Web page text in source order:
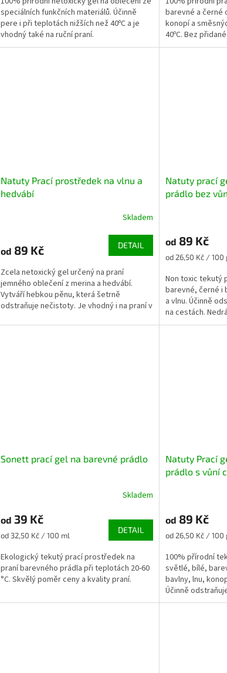
speciálních funkčních materiálů. Účinně
pere i při teplotách nižších než 40ºC a je
vhodný také na ruční praní.
barevné a černé
konopí a
40ºC. Bez
Natuty Prací prostředek na vlnu a
hedvábí
Skladem
od 89 Kč DETAIL
Zcela netoxický gel určený na praní
jemného oblečení z merina a hedvábí.
Vytváří hebkou pěnu, která šetrně
odstraňuje nečistoty. Je vhodný i na praní v
Natuty prací
prádlo bez
od 89 Kč
Měrná
od 26,50 Kč / 100
Non toxic tekutý
barevné, černé i
a vlnu. Účinně
na cestách.
Sonett prací gel na barevné prádlo
Skladem
od 39 Kč
Měrná
od 32,50 Kč / 100 ml
DETAIL
Ekologický tekutý prací prostředek na
praní barevného prádla při teplotách 20-60
°C. Skvělý poměr ceny a kvality praní.
Natuty Prací
prádlo s vůní
od 89 Kč
Měrná
od 26,50 Kč / 100
100% přírodní
světlé, bílé,
bavlny, lnu,
Účinně
cestách.